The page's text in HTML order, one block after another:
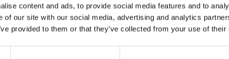
content and ads, to provide social media features and to
of our site with our social media, advertising and analytics
provided to them or that they’ve collected from your use of
Certificat d'écoconception